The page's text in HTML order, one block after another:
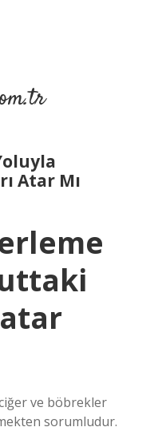
Atar Mı
ve böbrekler
sorumludur.